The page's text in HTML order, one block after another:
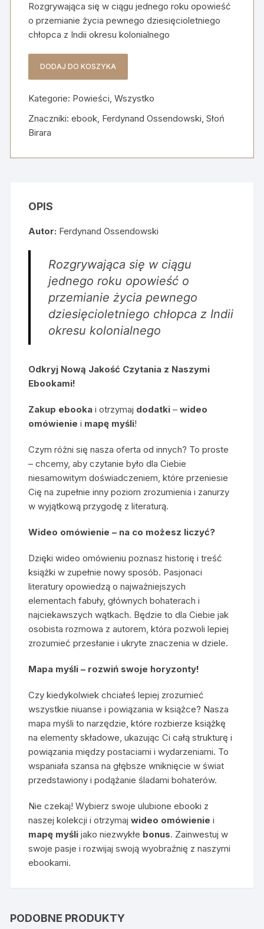
Rozgrywająca się w ciągu jednego roku opowieść
o przemianie życia pewnego dziesięcioletniego
chłopca z Indii okresu kolonialnego
Birara
+
wideo
i
DODAJ DO KOSZYKA
Kategorie: Powieści,Wszystko
Znaczniki:ebook, Ferdynand Ossendowski,Słoń
Birara
OPIS
Autor: Ferdynand Ossendowski
Rozgrywająca się w ciągu
jednego roku opowieść o
przemianie życia pewnego
dziesięcioletniego chłopca z Indii
okresu kolonialnego
Odkryj Nową Jakość Czytania z Naszymi
Ebookami!
Zakup ebooka i otrzymaj dodatki –wideo
omówienie i mapę myśli!
Czym różni się nasza oferta od innych? To proste
– chcemy, aby czytanie było dla Ciebie
niesamowitym doświadczeniem, które przeniesie
Cię na zupełnie inny poziom zrozumienia i zanurzy
w wyjątkową przygodę z literaturą.
Wideo omówienie – na co możesz liczyć?
Dzięki wideo omówieniu poznasz historię i treść
książki w zupełnie nowy sposób. Pasjonaci
literatury opowiedzą o najważniejszych
elementach fabuły, głównych bohaterach i
najciekawszych wątkach. Będzie to dla Ciebie jak
osobista rozmowa z autorem, która pozwoli lepiej
zrozumieć przesłanie i ukryte znaczenia w dziele.
Mapa myśli – rozwiń swoje horyzonty!
Czy kiedykolwiek chciałeś lepiej zrozumieć
wszystkie niuanse i powiązania w książce? Nasza
mapa myśli to narzędzie, które rozbierze książkę
na elementy składowe, ukazując Ci całą strukturę i
powiązania między postaciami i wydarzeniami. To
wspaniała szansa na głębsze wniknięcie w świat
przedstawiony i podążanie śladami bohaterów.
Nie czekaj! Wybierz swoje ulubione ebooki z
naszej kolekcji i otrzymajwideo omówienie i
mapę myślijako niezwykłe bonus. Zainwestuj w
swoje pasje i rozwijaj swoją wyobraźnię z naszymi
ebookami.
PODOBNE PRODUKTY